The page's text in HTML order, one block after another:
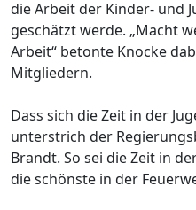
die Arbeit der Kinder- und
geschätzt werde. „Macht
Arbeit“ betonte Knocke
Mitgliedern.
Dass sich die Zeit in der
unterstrich der
Brandt. So sei die Zeit in
die schönste in der